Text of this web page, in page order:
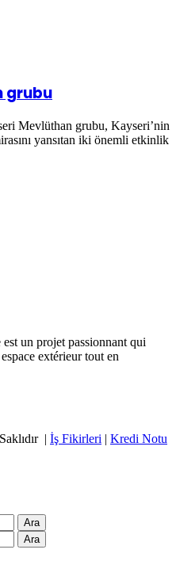
grubu
Mevlüthan grubu, Kayseri’nin
yansıtan iki önemli etkinlik
un projet passionnant qui
extérieur tout en
| İş Fikirleri | Kredi Notu